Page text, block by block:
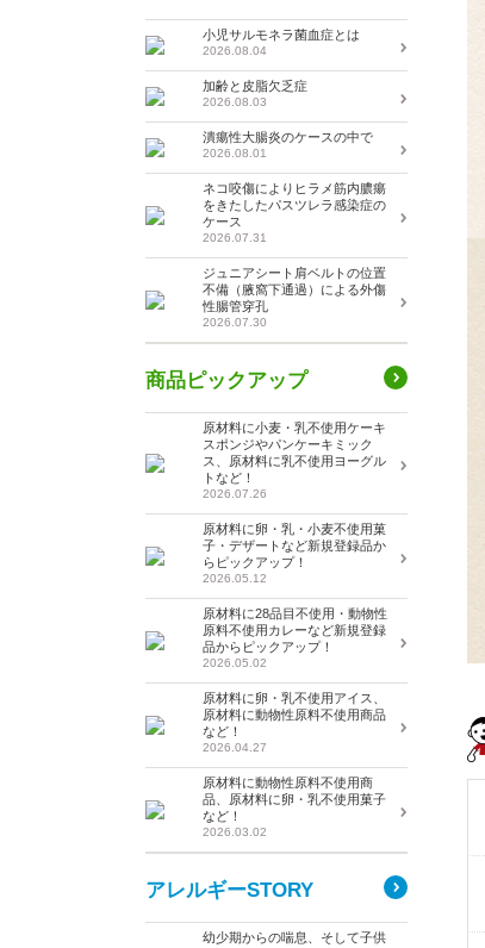
小児サルモネラ菌血症とは
2026.08.04
加齢と皮脂欠乏症
2026.08.03
潰瘍性大腸炎のケースの中で
2026.08.01
ネコ咬傷によりヒラメ筋内膿瘍
をきたしたパスツレラ感染症の
ケース
2026.07.31
ジュニアシート肩ベルトの位置
不備（腋窩下通過）による外傷
性腸管穿孔
2026.07.30
商品ピックアップ
原材料に小麦・乳不使用ケーキ
スポンジやパンケーキミック
ス、原材料に乳不使用ヨーグル
トなど！
2026.07.26
原材料に卵・乳・小麦不使用菓
子・デザートなど新規登録品か
らピックアップ！
2026.05.12
原材料に28品目不使用・動物性
原料不使用カレーなど新規登録
品からピックアップ！
2026.05.02
原材料に卵・乳不使用アイス、
原材料に動物性原料不使用商品
など！
2026.04.27
原材料に動物性原料不使用商
品、原材料に卵・乳不使用菓子
など！
2026.03.02
アレルギーSTORY
幼少期からの喘息、そして子供